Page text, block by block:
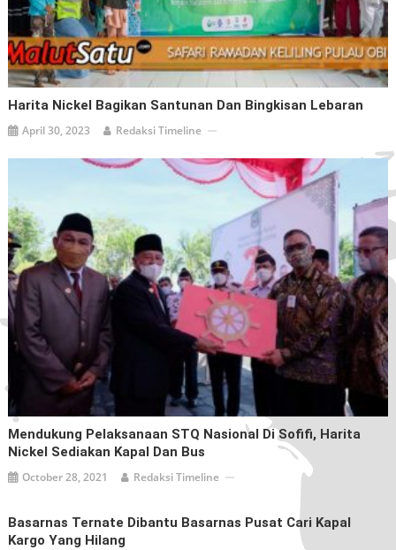
Harita Nickel Bagikan Santunan Dan Bingkisan Lebaran
April 30, 2023 Redaksi Timeline
Mendukung Pelaksanaan STQ Nasional Di Sofifi, Harita
Nickel Sediakan Kapal Dan Bus
October 28, 2021 Redaksi Timeline
Basarnas Ternate Dibantu Basarnas Pusat Cari Kapal
Kargo Yang Hilang